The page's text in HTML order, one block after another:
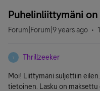
Puhelinliittymäni
Forum|Forum|9 years ago
T Thrillzeeker
Moi! Liittymäni suljettiin
tietoinen. Lasku on